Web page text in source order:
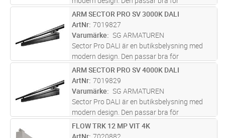
grundbelysning i butiker och
utställningsutrymmen. Den går snabbt och
smidigt att installera eftersom den kan
monteras dire ...läs mer
ST Lägg i kundvagn
ARM SECTOR PRO SV 3000K DALI
ArtNr 7019827
Varumärke
SG ARMATUREN
Sector Pro DALI är en butiksbelysning med
modern design. Den passar bra för
grundbelysning i butiker och
utställningsutrymmen. Den går snabbt och
smidigt att installera eftersom den kan
monteras dire ...läs mer
ST Lägg i kundvagn
ARM SECTOR PRO SV 4000K DALI
ArtNr 7019829
Varumärke
SG ARMATUREN
Sector Pro DALI är en butiksbelysning med
modern design. Den passar bra för
grundbelysning i butiker och
utställningsutrymmen. Den går snabbt och
ST Lägg i kundvagn
FLOW TRK 12 MP VIT 4K